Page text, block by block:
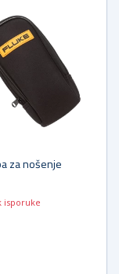
za nošenje
isporuke